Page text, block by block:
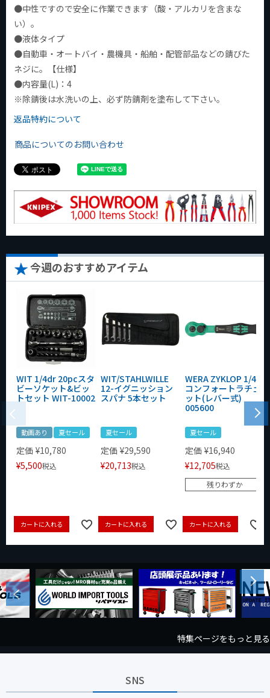
●中性ですので安全に作業できます（酸・アルカリを含まな
い）。
●液体タイプ
●自動車・オートバイ・農機具・船舶・配管部品などの錆びた
ネジに。【仕様】
●内容量(L)：4
※除錆後は水洗いの上、必ず防錆剤を塗布して下さい。
返品特約について
商品についてのお問い合わせ
今週のおすすめアイテム
WIT 1/4dr 20pcスタ
ビーソケット&ビッ
トセット WIT-10002
動画あり 夏セール
定価 ¥10,780
¥5,500税込
カートに入れる
WIT/STAHLWILLE
12-イグニッション
スパナ 5本セット
夏セール
定価 ¥29,590
¥20,713税込
カートに入れる
WERA ZYKLOP 1/4"
コンフォートラチェ
ット(レバー式)
005600
夏セール
定価 ¥16,940
¥12,705税込
残りわずか
カートに入れる
Previous
Next
特集ページをもっと見る
SNS